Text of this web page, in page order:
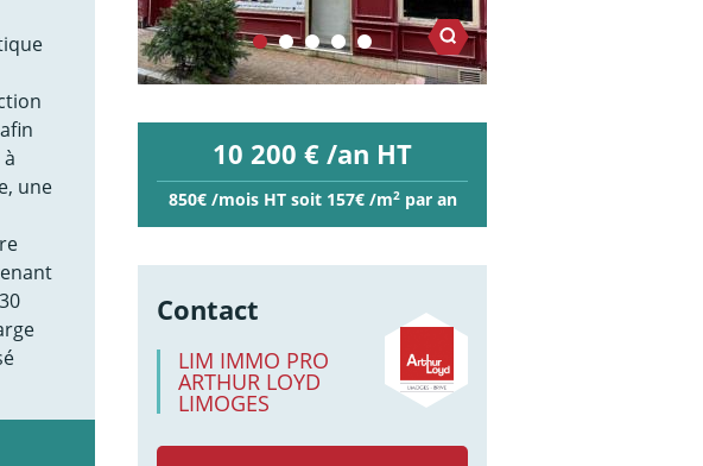
une
10 200 € /an HT
850€ /mois HT soit 157€ /m2par an
Contact
LIM IMMO PRO
ARTHUR LOYD
LIMOGES